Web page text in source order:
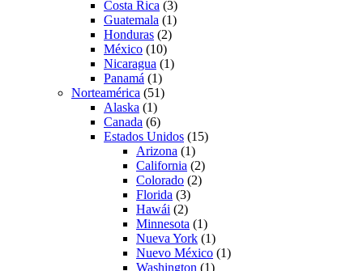
Costa Rica (3)
Guatemala (1)
Honduras (2)
México (10)
Nicaragua (1)
Panamá (1)
Norteamérica (51)
Alaska (1)
Canada (6)
Estados Unidos (15)
Arizona (1)
California (2)
Colorado (2)
Florida (3)
Hawái (2)
Minnesota (1)
Nueva York (1)
Nuevo México (1)
Washington (1)